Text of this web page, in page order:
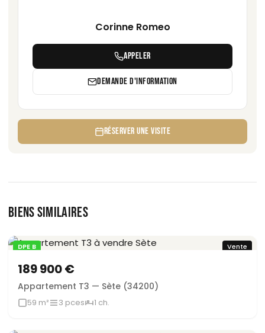
Corinne Romeo
APPELER
DEMANDE D'INFORMATION
RÉSERVER UNE VISITE
BIENS SIMILAIRES
DPE B Vente
189 900 €
Appartement T3 — Sète (34200)
59 m² 3 pces 1 ch.